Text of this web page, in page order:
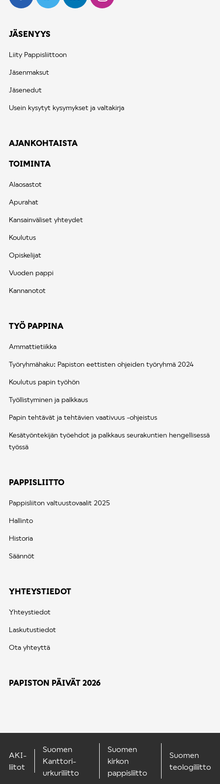
JÄSENYYS
Liity Pappisliittoon
Jäsenmaksut
Jäsenedut
Usein kysytyt kysymykset ja valtakirja
AJANKOHTAISTA
TOIMINTA
Alaosastot
Apurahat
Kansainväliset yhteydet
Koulutus
Opiskelijat
Vuoden pappi
Kannanotot
TYÖ PAPPINA
Ammattietiikka
Työryhmähaku: Papiston eettisten ohjeiden työryhmä 2024
Koulutus papin työhön
Työllistyminen ja palkkaus
Papin tehtävät ja tehtävien vaativuus -ohjeistus
Kesätyöntekijän työehdot ja palkkaus seurakuntien hengellisessä
työssä
PAPPISLIITTO
Pappisliiton valtuustovaalit 2025
Hallinto
Historia
Säännöt
YHTEYSTIEDOT
Yhteystiedot
Laskutustiedot
Ota yhteyttä
PAPISTON PÄIVÄT 2026
AKI-
liitot
Suomen
Kanttori-
urkuriliitto
Suomen
kirkon
pappisliitto
Suomen
teologiliitto